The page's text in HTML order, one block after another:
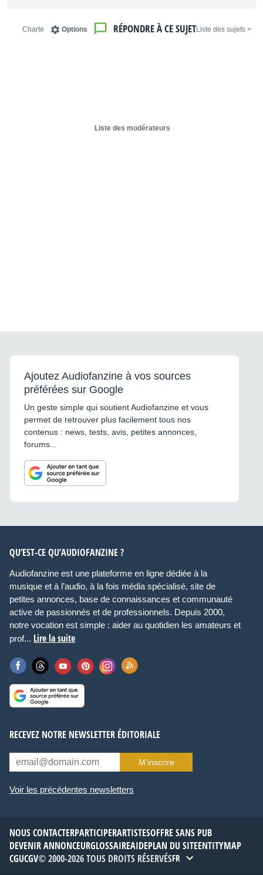
< Liste des sujets
RÉPONDRE À CE SUJET
Options
Charte
Liste des modérateurs
Ajoutez Audiofanzine à vos sources
préférées sur Google
Un geste simple qui soutient Audiofanzine et vous
permet de retrouver plus facilement tous nos
contenus : news, tests, avis, petites annonces,
forums...
QU’EST-CE QU’AUDIOFANZINE ?
Audiofanzine est une plateforme en ligne dédiée à la
musique et à l’audio, à la fois média spécialisé, site de
petites annonces, base de connaissances et communauté
active de passionnés et de professionnels. Depuis 2000,
notre vocation est simple : aider au quotidien les amateurs et
prof... Lire la suite
RECEVEZ NOTRE NEWSLETTER ÉDITORIALE
M’inscrire
Voir les précédentes newsletters
NOUS CONTACTERPARTICIPERARTISTESOFFRE SANS PUB
DEVENIR ANNONCEURGLOSSAIREAIDEPLAN DU SITEENTITYMAP
CGUCGV© 2000-2026 TOUS DROITS RÉSERVÉSFR